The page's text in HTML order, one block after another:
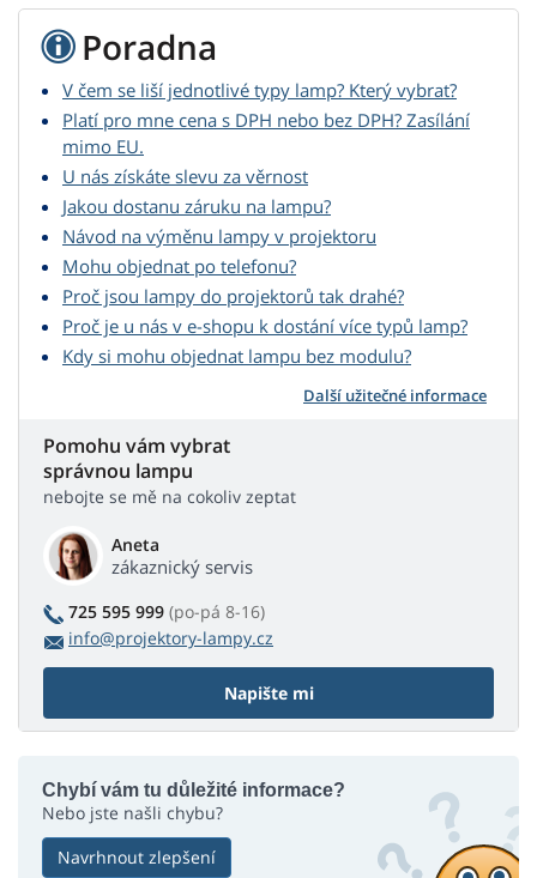
Poradna
V čem se liší jednotlivé typy lamp? Který vybrat?
Platí pro mne cena s DPH nebo bez DPH? Zasílání
mimo EU.
U nás získáte slevu za věrnost
Jakou dostanu záruku na lampu?
Návod na výměnu lampy v projektoru
Mohu objednat po telefonu?
Proč jsou lampy do projektorů tak drahé?
Proč je u nás v e-shopu k dostání více typů lamp?
Kdy si mohu objednat lampu bez modulu?
Další užitečné informace
Pomohu vám vybrat
správnou lampu
nebojte se mě na cokoliv zeptat
Aneta
zákaznický servis
725 595 999 (po-pá 8-16)
info@projektory-lampy.cz
Napište mi
Chybí vám tu důležité informace?
Nebo jste našli chybu?
Navrhnout zlepšení